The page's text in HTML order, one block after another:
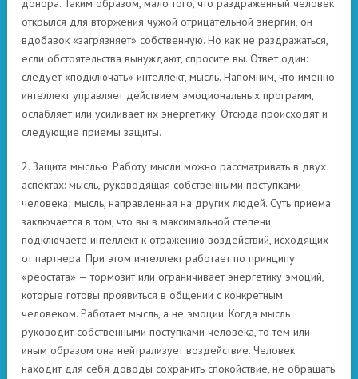
донора. Таким образом, мало того, что раздраженный человек
открылся для вторжения чужой отрицательной энергии, он
вдобавок «загрязняет» собственную. Но как не раздражаться,
если обстоятельства вынуждают, спросите вы. Ответ один:
следует «подключать» интеллект, мысль. Напомним, что именно
интеллект управляет действием эмоциональных программ,
ослабляет или усиливает их энергетику. Отсюда происходят и
следующие приемы защиты.
2. Защита мыслью. Работу мысли можно рассматривать в двух
аспектах: мысль, руководящая собственными поступками
человека; мысль, направленная на других людей. Суть приема
заключается в том, что вы в максимальной степени
подключаете интеллект к отражению воздействий, исходящих
от партнера. При этом интеллект работает по принципу
«реостата» — тормозит или ограничивает энергетику эмоций,
которые готовы проявиться в общении с конкретным
человеком. Работает мысль, а не эмоции. Когда мысль
руководит собственными поступками человека, то тем или
иным образом она нейтрализует воздействие. Человек
находит для себя доводы сохранить спокойствие, не обращать